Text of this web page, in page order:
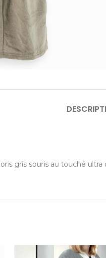
gris souris au touché ultra